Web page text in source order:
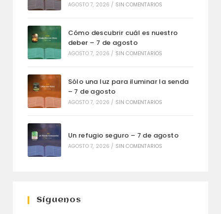
AGOSTO 7, 2026 / SIN COMENTARIOS
Cómo descubrir cuál es nuestro
deber – 7 de agosto
AGOSTO 7, 2026 / SIN COMENTARIOS
Sólo una luz para iluminar la senda
– 7 de agosto
AGOSTO 7, 2026 / SIN COMENTARIOS
Un refugio seguro – 7 de agosto
AGOSTO 7, 2026 / SIN COMENTARIOS
Síguenos